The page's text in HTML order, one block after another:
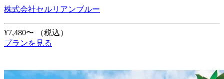
株式会社セルリアンブルー
¥7,480〜
（税込）
プランを見る